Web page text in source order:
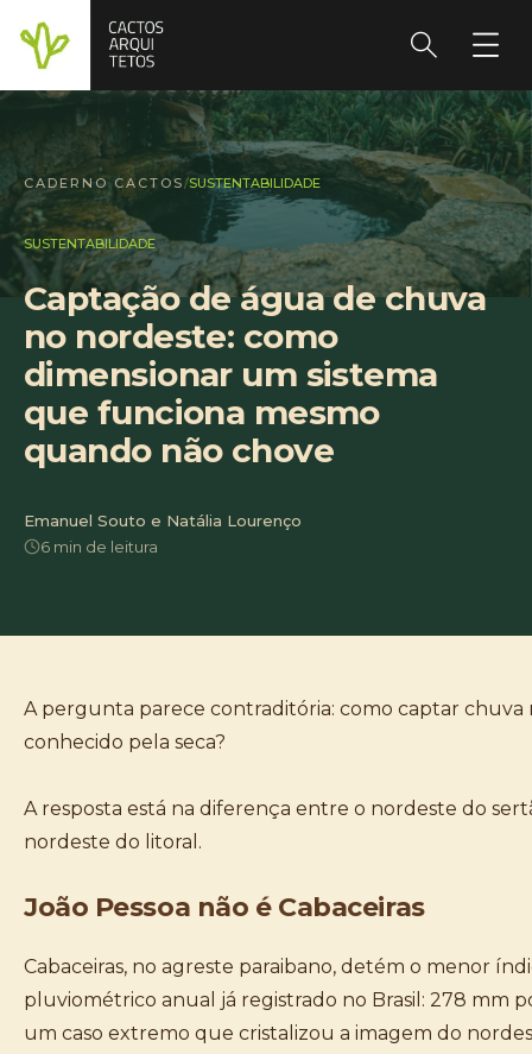
CADERNO CACTOS/SUSTENTABILIDADE
SUSTENTABILIDADE
Captação de água de chuva
no nordeste: como
dimensionar um sistema
que funciona mesmo
quando não chove
Emanuel Souto e Natália Lourenço
6 min de leitura
A pergunta parece contraditória: como captar
conhecido pela seca?
A resposta está na diferença entre o nordeste do
nordeste do litoral.
João Pessoa não é Cabaceiras
Cabaceiras, no agreste paraibano, detém o menor
pluviométrico anual já registrado no Brasil: 278 mm
um caso extremo que cristalizou a imagem do